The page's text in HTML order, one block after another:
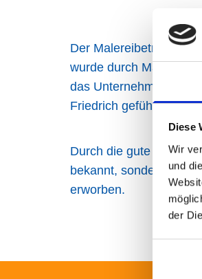
Diese
Wir
und
der
Der Malereibetrieb
wurde durch
das Unternehmen nun
Friedrich geführt.
Durch die gute
bekannt, sondern
erworben.